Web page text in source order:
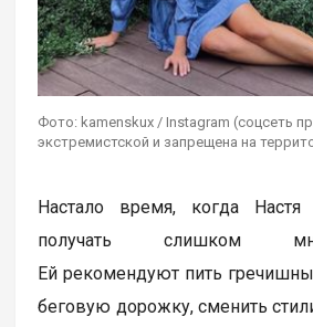
Фото: kamenskux / Instagram (соцсеть
экстремистской и запрещена на
Настало время, когда Настя
получать слишком
Ей рекомендуют пить
беговую дорожку, сменить